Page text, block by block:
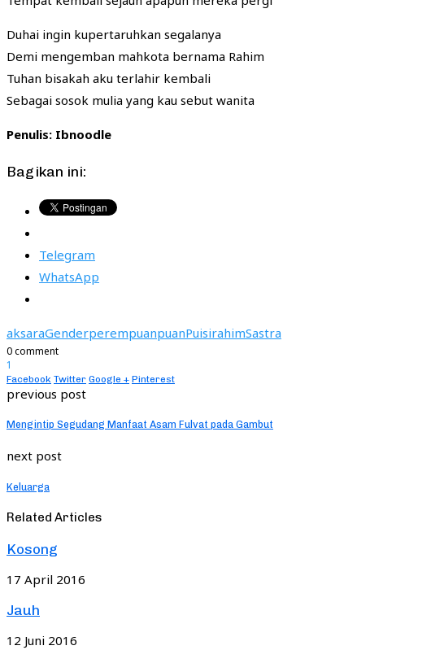
Duhai ingin kupertaruhkan segalanya
Demi mengemban mahkota bernama Rahim
Tuhan bisakah aku terlahir kembali
Sebagai sosok mulia yang kau sebut wanita
Penulis: Ibnoodle
Bagikan ini:
Telegram
WhatsApp
aksaraGenderperempuanpuanPuisirahimSastra
0 comment
1
Facebook Twitter Google + Pinterest
previous post
Mengintip Segudang Manfaat Asam Fulvat pada Gambut
next post
Keluarga
Related Articles
Kosong
17 April 2016
Jauh
12 Juni 2016